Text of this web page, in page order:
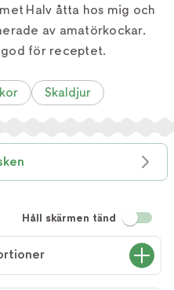
Halv åtta hos mig och
av amatörkockar.
god för receptet.
Skaldjur
Håll skärmen tänd